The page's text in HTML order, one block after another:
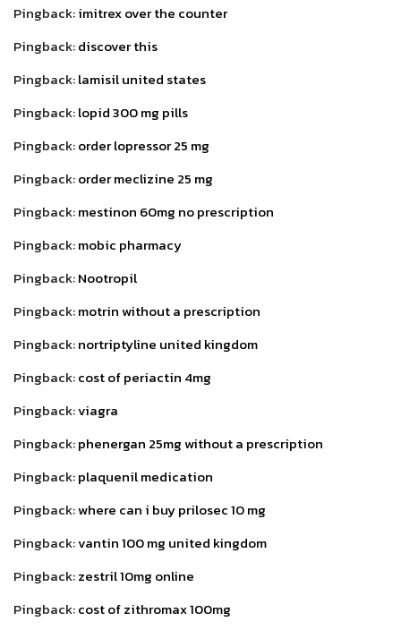
Pingback:imitrex over the counter
Pingback:discover this
Pingback:lamisil united states
Pingback:lopid 300 mg pills
Pingback:order lopressor 25 mg
Pingback:order meclizine 25 mg
Pingback:mestinon 60mg no prescription
Pingback:mobic pharmacy
Pingback:Nootropil
Pingback:motrin without a prescription
Pingback:nortriptyline united kingdom
Pingback:cost of periactin 4mg
Pingback:viagra
Pingback:phenergan 25mg without a prescription
Pingback:plaquenil medication
Pingback:where can i buy prilosec 10 mg
Pingback:vantin 100 mg united kingdom
Pingback:zestril 10mg online
Pingback:cost of zithromax 100mg